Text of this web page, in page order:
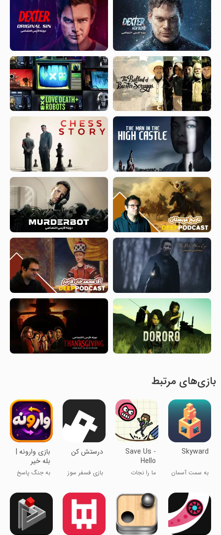
بازی‌های مرتبط
Skyward
به سمت آسمان
Save Us -
Hello
Zombie
ما را نجات
زامبی
درستش کن
بازی فسفر سوز
‏بازی وارونه |
بله خیر
معکوس
به جنگ پاسخ